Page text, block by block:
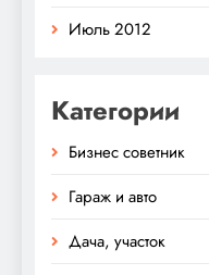
Июль 2012
Категории
Бизнес советник
Гараж и авто
Дача, участок